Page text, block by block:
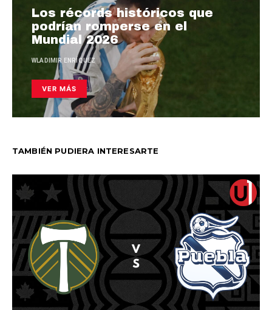
Los récords históricos que
podrían romperse en el
Mundial 2026
WLADIMIR ENRÍQUEZ
VER MÁS
TAMBIÉN PUDIERA INTERESARTE